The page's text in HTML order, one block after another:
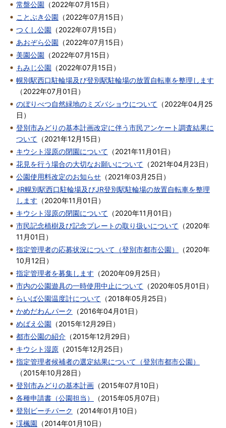
常盤公園 （2022年07月15日 ）
ことぶき公園 （2022年07月15日 ）
つくし公園 （2022年07月15日 ）
あおぞら公園 （2022年07月15日 ）
美園公園 （2022年07月15日 ）
もみじ公園 （2022年07月15日 ）
幌別駅西口駐輪場及び登別駅駐輪場の放置自転車を整理します
（2022年07月01日 ）
のぼりべつ自然緑地のミズバショウについて （2022年04月25
日 ）
登別市みどりの基本計画改定に伴う市民アンケート調査結果に
ついて （2021年12月15日 ）
キウシト湿原の閉園について （2021年11月01日 ）
花見を行う場合の大切なお願いについて （2021年04月23日 ）
公園使用料改定のお知らせ （2021年03月25日 ）
JR幌別駅西口駐輪場及びJR登別駅駐輪場の放置自転車を整理
します （2020年11月01日 ）
キウシト湿原の閉園について （2020年11月01日 ）
市民記念植樹及び記念プレートの取り扱いについて （2020年
11月01日 ）
指定管理者の応募状況について（登別市都市公園）
（2020年
10月12日 ）
指定管理者を募集します （2020年09月25日 ）
市内の公園遊具の一時使用中止について （2020年05月01日 ）
らいば公園温度計について （2018年05月25日 ）
かめだわんパーク
（2016年04月01日 ）
めばえ公園 （2015年12月29日 ）
都市公園の紹介 （2015年12月29日 ）
キウシト湿原 （2015年12月25日 ）
指定管理者候補者の選定結果について（登別市都市公園）
（2015年10月28日 ）
登別市みどりの基本計画 （2015年07月10日 ）
各種申請書（公園担当）
（2015年05月07日 ）
登別ビーチパーク
（2014年01月10日 ）
渓楓園 （2014年01月10日 ）